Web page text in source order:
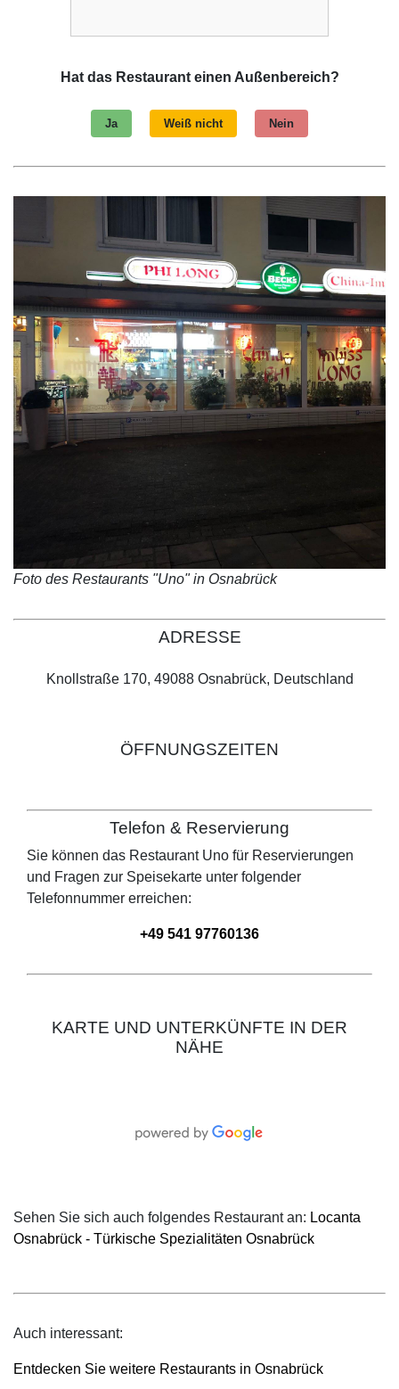
Hat das Restaurant einen Außenbereich?
Ja Weiß nicht Nein
Foto des Restaurants "Uno" in Osnabrück
ADRESSE
Knollstraße 170, 49088 Osnabrück, Deutschland
ÖFFNUNGSZEITEN
Telefon & Reservierung
Sie können das Restaurant Uno für Reservierungen
und Fragen zur Speisekarte unter folgender
Telefonnummer erreichen:
+49 541 97760136
KARTE UND UNTERKÜNFTE IN DER
NÄHE
Sehen Sie sich auch folgendes Restaurant an: Locanta
Osnabrück - Türkische Spezialitäten Osnabrück
Auch interessant:
Entdecken Sie weitere Restaurants in Osnabrück